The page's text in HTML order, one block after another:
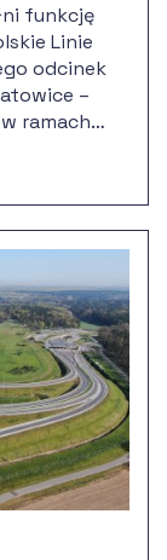
funkcję
Linie
odcinek
–
ramach
etap
Katowice
w
poprawiając
i